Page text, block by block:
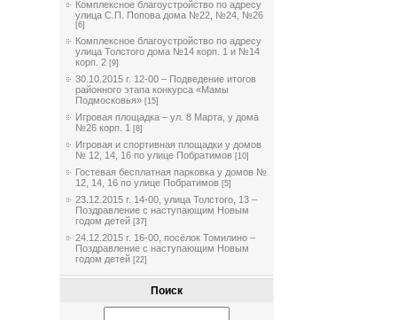
Комплексное благоустройство по адресу
улица С.П. Попова дома №22, №24, №26
[6]
Комплексное благоустройство по адресу
улица Толстого дома №14 корп. 1 и №14
корп. 2 [9]
30.10.2015 г. 12-00 – Подведение итогов
районного этапа конкурса «Мамы
Подмосковья» [15]
Игровая площадка – ул. 8 Марта, у дома
№26 корп. 1 [8]
Игровая и спортивная площадки у домов
№ 12, 14, 16 по улице Побратимов [10]
Гостевая бесплатная парковка у домов №
12, 14, 16 по улице Побратимов [5]
23.12.2015 г. 14-00, улица Толстого, 13 –
Поздравление с наступающим Новым
годом детей [37]
24.12.2015 г. 16-00, посёлок Томилино –
Поздравление с наступающим Новым
годом детей [22]
Поиск